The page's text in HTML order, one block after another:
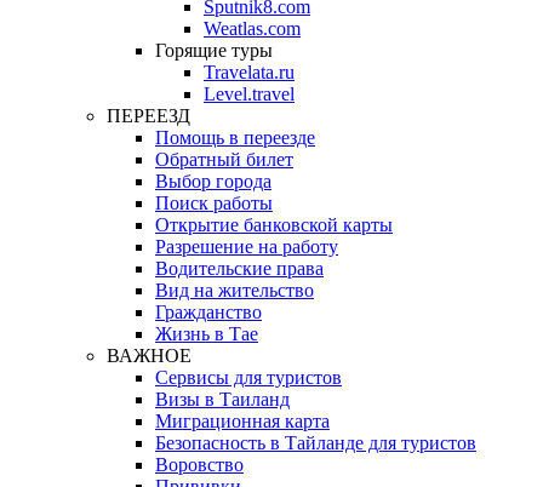
Sputnik8.com
Weatlas.com
Горящие туры
Travelata.ru
Level.travel
ПЕРЕЕЗД
Помощь в переезде
Обратный билет
Выбор города
Поиск работы
Открытие банковской карты
Разрешение на работу
Водительские права
Вид на жительство
Гражданство
Жизнь в Тае
ВАЖНОЕ
Сервисы для туристов
Визы в Таиланд
Миграционная карта
Безопасность в Тайланде для туристов
Воровство